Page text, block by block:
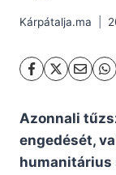
Kárpátalja.ma
Azonnali
engedését,
humanitárius